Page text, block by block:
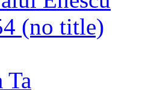
(no title)
Ta